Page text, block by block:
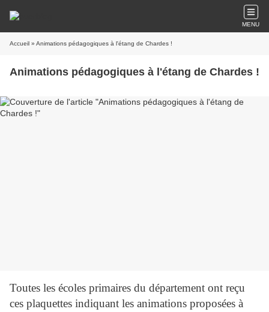
MENU
Accueil » Animations pédagogiques à l'étang de Chardes !
Animations pédagogiques à l'étang de Chardes !
Toutes les écoles primaires du département ont reçu
ces plaquettes indiquant les animations proposées à